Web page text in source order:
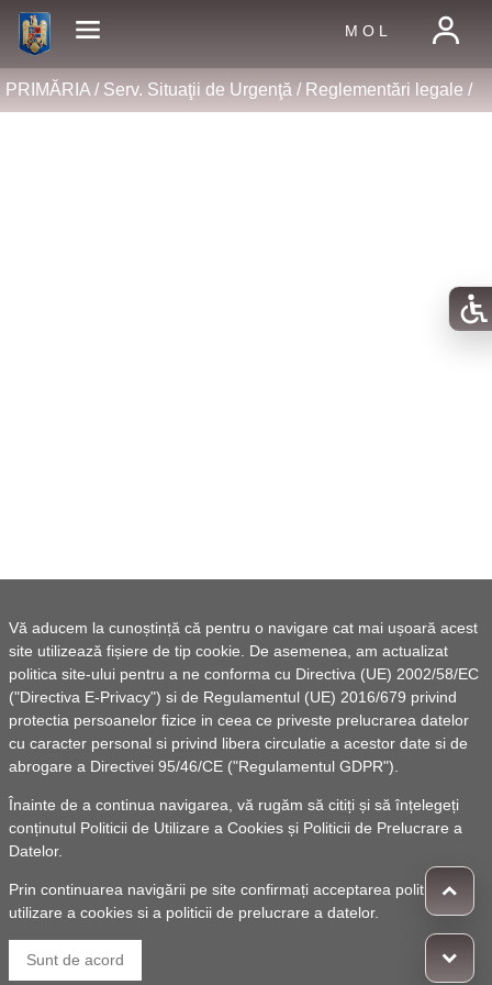
Vă aducem la cunoștință că pentru o navigare cat mai ușoară acest
site utilizează fișiere de tip cookie. De asemenea, am actualizat
politica site-ului pentru a ne conforma cu Directiva (UE) 2002/58/EC
("Directiva E-Privacy") si de Regulamentul (UE) 2016/679 privind
protectia persoanelor fizice in ceea ce priveste prelucrarea datelor
cu caracter personal si privind libera circulatie a acestor date si de
abrogare a Directivei 95/46/CE ("Regulamentul GDPR").
Înainte de a continua navigarea, vă rugăm să citiți și să înțelegeți
conținutul Politicii de Utilizare a Cookies și Politicii de Prelucrare a
Datelor.
Prin continuarea navigării pe site confirmați acceptarea politicii de
utilizare a cookies si a politicii de prelucrare a datelor.
Sunt de acord
M O L
PRIMĂRIA / Serv. Situaţii de Urgenţă / Reglementări legale /